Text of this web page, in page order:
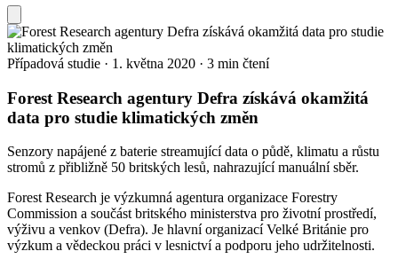
Případová studie · 1. května 2020 · 3 min čtení
Forest Research agentury Defra získává okamžitá
data pro studie klimatických změn
Senzory napájené z baterie streamující data o půdě, klimatu a růstu
stromů z přibližně 50 britských lesů, nahrazující manuální sběr.
Forest Research je výzkumná agentura organizace Forestry
Commission a součást britského ministerstva pro životní prostředí,
výživu a venkov (Defra). Je hlavní organizací Velké Británie pro
výzkum a vědeckou práci v lesnictví a podporu jeho udržitelnosti.